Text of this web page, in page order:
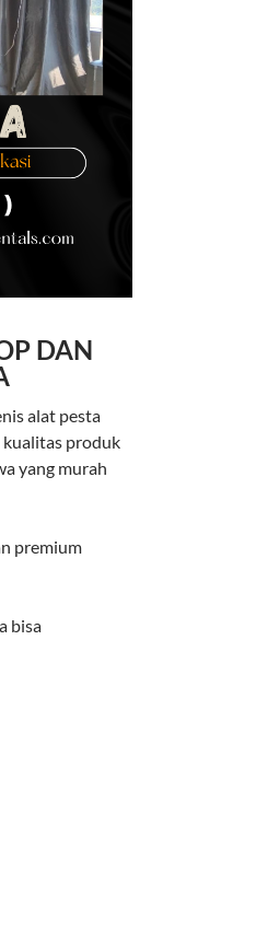
DAN
alat pesta
kualitas produk
yang murah
premium
bisa